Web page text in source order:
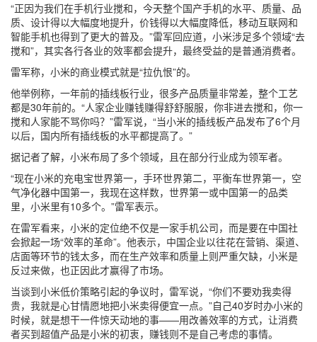
“正因为我们在手机行业搅和，今天整个国产手机的水平、质量、品
质、设计得以大幅度地提升，价钱得以大幅度降低，移动互联网和
智能手机也得到了更大的普及。”雷军回应道，小米涉足多个领域“去
搅和”，其实各行各业的效率都会提升，最终受益的是普通消费者。
雷军称，小米的商业模式就是“拉仇恨”的。
他举例称，一年前的插线板行业，很多产品质量非常差，整个工艺
都是30年前的。“人家企业赚钱赚得舒舒服服，你非进去搅和，你一
搅和人家能不骂你吗？”雷军说，“当小米的插线板产品发布了6个月
以后，国内所有插线板的水平都提高了。”
据记者了解，小米布局了多个领域，且在部分行业成为领军者。
“现在小米的充电宝世界第一，手环世界第二，平衡车世界第一，空
气净化器中国第一，我现在这样数，世界第一或中国第一的品类
里，小米里有10多个。”雷军表示。
在雷军看来，小米的定位绝不仅是一家手机公司，而是要在中国社
会掀起一场“效率的革命”。他表示，中国企业以往花在营销、渠道、
店面等环节的钱太多，而在生产效率和质量上则严重欠缺，小米是
反过来做，也正因此才赢得了市场。
当谈到小米低价策略引起的争议时，雷军说，“你们不要劝我卖得
贵，我就是心甘情愿地把小米卖得便宜一点。”自己40岁时办小米的
时候，就是想干一件惊天动地的事——用改善效率的方式，让消费
者买到超值产品是小米的初衷，赚钱则不是自己考虑的事情。